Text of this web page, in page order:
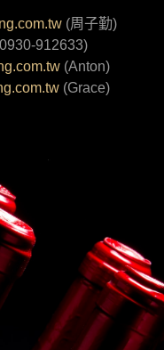
(周子勤)
912633)
(Anton)
(Grace)